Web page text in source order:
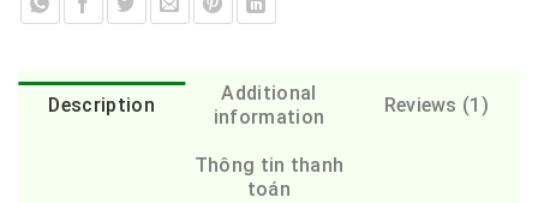
Description
Additional
information
Reviews (1)
Thông tin thanh
toán